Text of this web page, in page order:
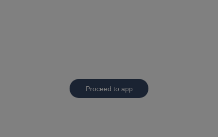
Proceed to app